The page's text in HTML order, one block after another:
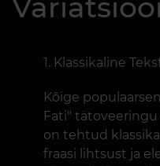
Klassikaline
Kõige
Fati"
on tehtud
fraasi lihtsust ja